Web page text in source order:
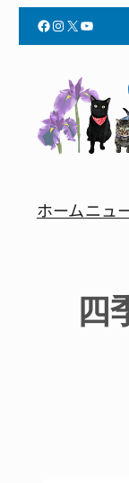
Facebook InstagramX YouTube
ホームニュ
四